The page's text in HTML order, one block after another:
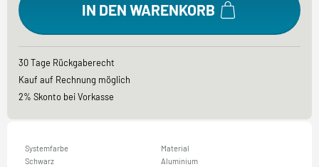
IN DEN WARENKORB
30 Tage Rückgaberecht
Kauf auf Rechnung möglich
2% Skonto bei Vorkasse
Systemfarbe
Schwarz
Material
Aluminium